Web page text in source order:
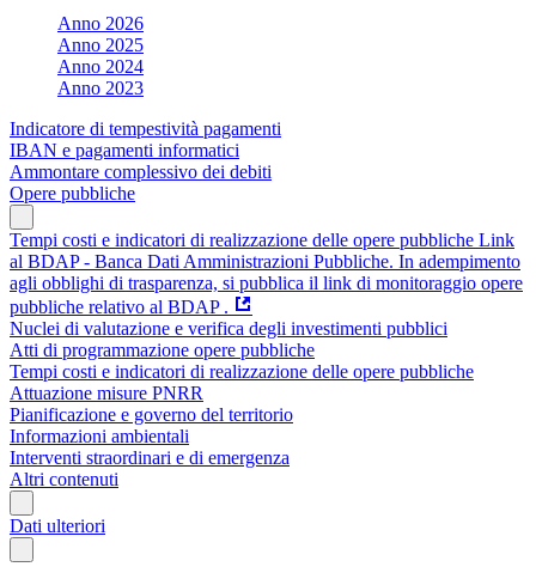
Anno 2026
Anno 2025
Anno 2024
Anno 2023
Indicatore di tempestività pagamenti
IBAN e pagamenti informatici
Ammontare complessivo dei debiti
Opere pubbliche
Tempi costi e indicatori di realizzazione delle opere pubbliche Link
al BDAP - Banca Dati Amministrazioni Pubbliche. In adempimento
agli obblighi di trasparenza, si pubblica il link di monitoraggio opere
pubbliche relativo al BDAP .
Nuclei di valutazione e verifica degli investimenti pubblici
Atti di programmazione opere pubbliche
Tempi costi e indicatori di realizzazione delle opere pubbliche
Attuazione misure PNRR
Pianificazione e governo del territorio
Informazioni ambientali
Interventi straordinari e di emergenza
Altri contenuti
Dati ulteriori